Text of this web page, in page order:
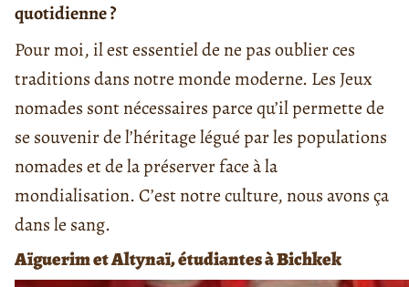
quotidienne ?
Pour moi, il est essentiel de ne pas oublier ces
traditions dans notre monde moderne. Les Jeux
nomades sont nécessaires parce qu’il permette de
se souvenir de l’héritage légué par les populations
nomades et de la préserver face à la
mondialisation. C’est notre culture, nous avons ça
dans le sang.
Aïguerim et Altynaï, étudiantes à Bichkek